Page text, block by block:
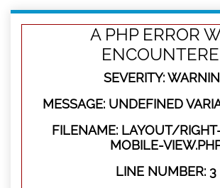
A PHP ERROR
SEVERITY:
MESSAGE: UNDEFINED
FILENAME: LAYOUT/
MOBILE-
LINE NUMBER: 3